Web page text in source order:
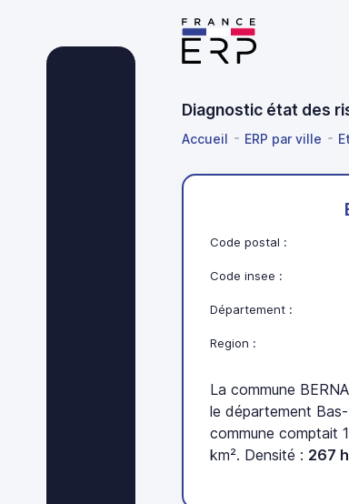
Diagnostic état des
Accueil ERP par ville
Code postal :
Code insee :
Département :
Region :
La commune
le département
commune comptait
km². Densité : 267